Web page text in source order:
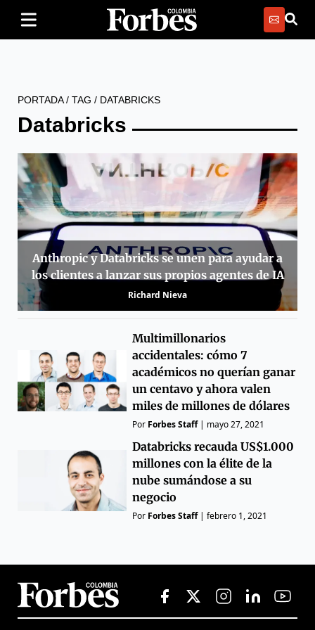
PORTADA/ TAG / DATABRICKS
Databricks
Anthropic y Databricks se unen para ayudar a
los clientes a lanzar sus propios agentes de IA
Richard Nieva
Multimillonarios
accidentales: cómo 7
académicos no querían ganar
un centavo y ahora valen
miles de millones de dólares
Por Forbes Staff| mayo 27, 2021
Databricks recauda US$1.000
millones con la élite de la
nube sumándose a su
negocio
Por Forbes Staff|febrero 1, 2021